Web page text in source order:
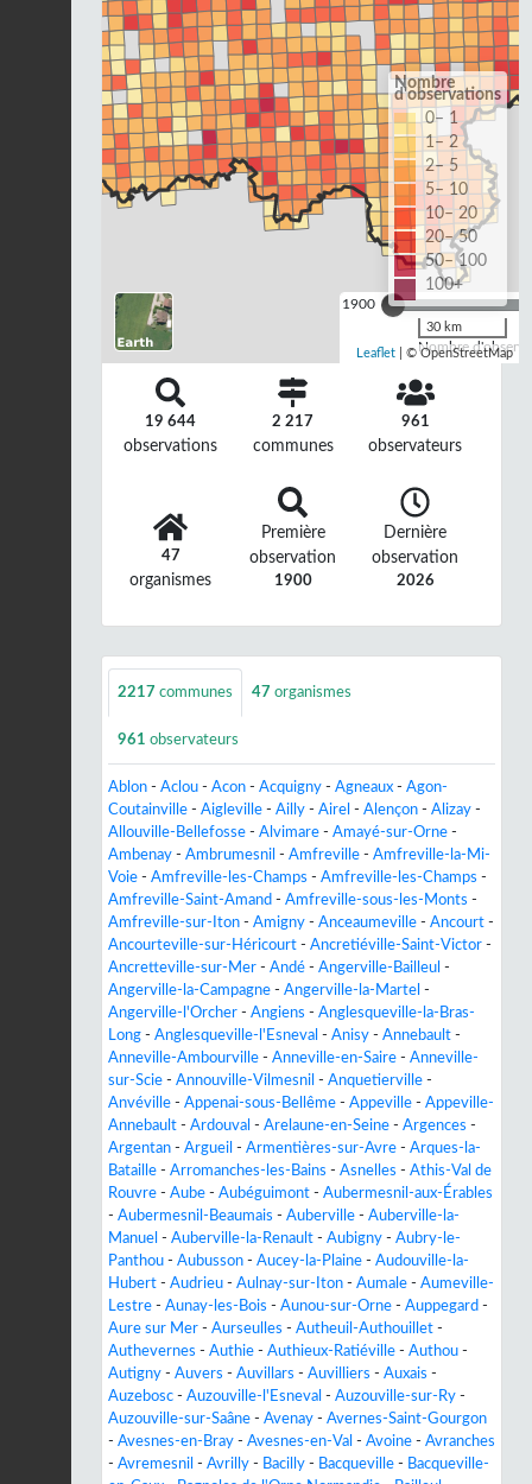
1900
Nombre
Nombre
d'observations
0– 1
1– 2
2– 5
5– 10
10– 20
20– 50
50– 100
100+
30 km
Leaflet | © OpenStreetMap
19 644
observations
2 217
communes
961
observateurs
47
organismes
Première
observation
1900
Dernière
observation
2026
2217 communes 47 organismes
961 observateurs
Ablon - Aclou - Acon - Acquigny - Agneaux - Agon-
Coutainville - Aigleville - Ailly - Airel - Alençon - Alizay -
Allouville-Bellefosse - Alvimare - Amayé-sur-Orne -
Ambenay - Ambrumesnil - Amfreville - Amfreville-la-Mi-
Voie - Amfreville-les-Champs - Amfreville-les-Champs -
Amfreville-Saint-Amand - Amfreville-sous-les-Monts -
Amfreville-sur-Iton - Amigny - Anceaumeville - Ancourt -
Ancourteville-sur-Héricourt - Ancretiéville-Saint-Victor -
Ancretteville-sur-Mer - Andé - Angerville-Bailleul -
Angerville-la-Campagne - Angerville-la-Martel -
Angerville-l'Orcher - Angiens - Anglesqueville-la-Bras-
Long - Anglesqueville-l'Esneval - Anisy - Annebault -
Anneville-Ambourville - Anneville-en-Saire - Anneville-
sur-Scie - Annouville-Vilmesnil - Anquetierville -
Anvéville - Appenai-sous-Bellême - Appeville - Appeville-
Annebault - Ardouval - Arelaune-en-Seine - Argences -
Argentan - Argueil - Armentières-sur-Avre - Arques-la-
Bataille - Arromanches-les-Bains - Asnelles - Athis-Val de
Rouvre - Aube - Aubéguimont - Aubermesnil-aux-Érables
- Aubermesnil-Beaumais - Auberville - Auberville-la-
Manuel - Auberville-la-Renault - Aubigny - Aubry-le-
Panthou - Aubusson - Aucey-la-Plaine - Audouville-la-
Hubert - Audrieu - Aulnay-sur-Iton - Aumale - Aumeville-
Lestre - Aunay-les-Bois - Aunou-sur-Orne - Auppegard -
Aure sur Mer - Aurseulles - Autheuil-Authouillet -
Authevernes - Authie - Authieux-Ratiéville - Authou -
Autigny - Auvers - Auvillars - Auvilliers - Auxais -
Auzebosc - Auzouville-l'Esneval - Auzouville-sur-Ry -
Auzouville-sur-Saâne - Avenay - Avernes-Saint-Gourgon
- Avesnes-en-Bray - Avesnes-en-Val - Avoine - Avranches
- Avremesnil - Avrilly - Bacilly - Bacqueville - Bacqueville-